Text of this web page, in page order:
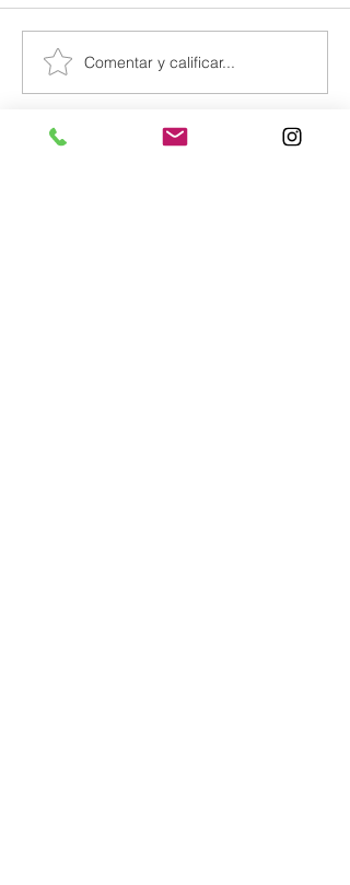
Comentar y calificar...